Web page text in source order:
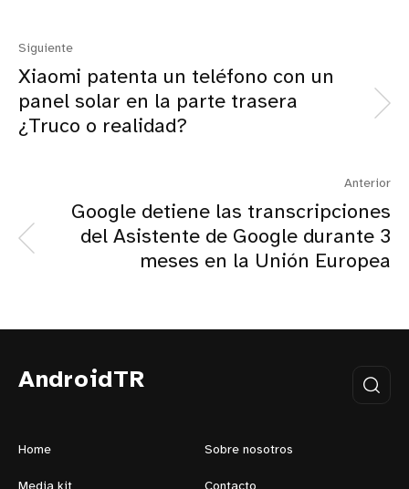
Siguiente
Xiaomi patenta un teléfono con un
panel solar en la parte trasera
¿Truco o realidad?
Anterior
Google detiene las transcripciones
del Asistente de Google durante 3
meses en la Unión Europea
AndroidTR
Home Sobre nosotros